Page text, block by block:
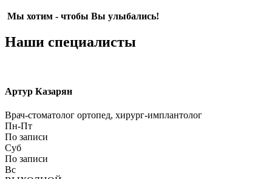
Мы хотим - чтобы Вы улыбались!
Наши специалисты
Артур Казарян
Врач-стоматолог ортопед, хирург-имплантолог
Пн-Пт
По записи
Суб
По записи
Вс